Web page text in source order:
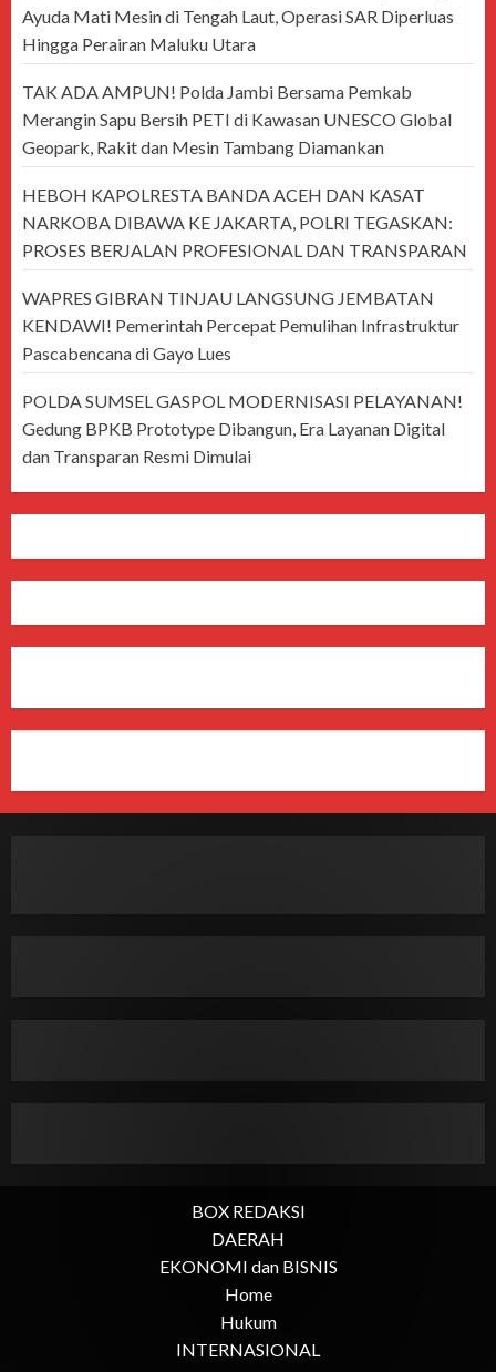
Ayuda Mati Mesin di Tengah Laut, Operasi SAR Diperluas
Hingga Perairan Maluku Utara
TAK ADA AMPUN! Polda Jambi Bersama Pemkab
Merangin Sapu Bersih PETI di Kawasan UNESCO Global
Geopark, Rakit dan Mesin Tambang Diamankan
HEBOH KAPOLRESTA BANDA ACEH DAN KASAT
NARKOBA DIBAWA KE JAKARTA, POLRI TEGASKAN:
PROSES BERJALAN PROFESIONAL DAN TRANSPARAN
WAPRES GIBRAN TINJAU LANGSUNG JEMBATAN
KENDAWI! Pemerintah Percepat Pemulihan Infrastruktur
Pascabencana di Gayo Lues
POLDA SUMSEL GASPOL MODERNISASI PELAYANAN!
Gedung BPKB Prototype Dibangun, Era Layanan Digital
dan Transparan Resmi Dimulai
BOX REDAKSI
DAERAH
EKONOMI dan BISNIS
Home
Hukum
INTERNASIONAL